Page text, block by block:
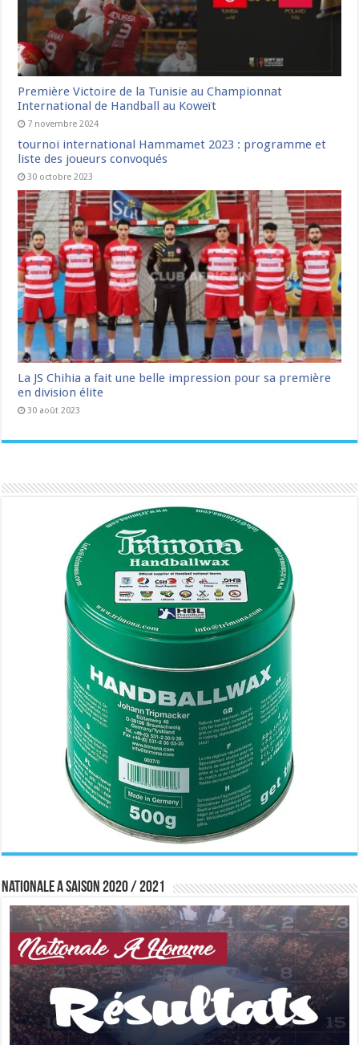
Première Victoire de la Tunisie au Championnat
International de Handball au Koweït
7 novembre 2024
tournoi international Hammamet 2023 : programme et
liste des joueurs convoqués
30 octobre 2023
La JS Chihia a fait une belle impression pour sa première
en division élite
30 août 2023
Nationale A saison 2020 / 2021